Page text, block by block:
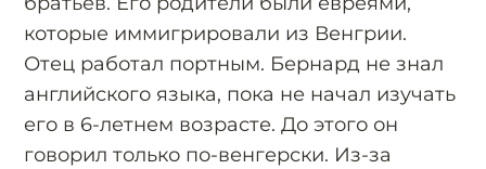
которые иммигрировали из Венгрии.
Отец работал портным. Бернард не знал
английского языка, пока не начал изучать
его в 6-летнем возрасте. До этого он
говорил только по-венгерски. Из-за